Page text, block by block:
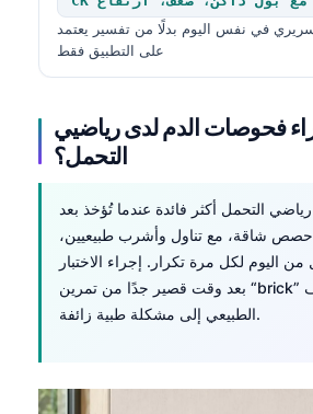
سريري في نفس اليوم بدلًا من تفسير يعتمد
على التطبيق فقط
فحوصات الدم لدى رياضيي
التحمل؟
التحمل أكثر فائدة عندما تُؤخذ بعد
حصص شاقة، مع تناول وأشرب طبيعيين،
اليوم لكل مرة تكرار. إجراء الاختبار
بعد وقت قصير جدًا من تمرين “brick” قد يحوّل التكيّف
الطبيعي إلى مشكلة طبية زائفة.